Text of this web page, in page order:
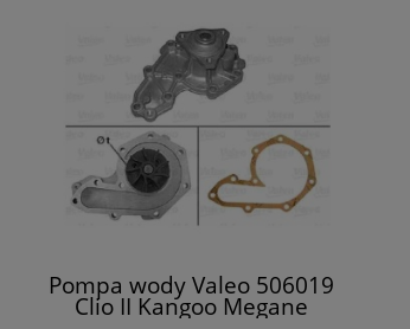
Pompa wody Valeo 506019
Clio II Kangoo Megane